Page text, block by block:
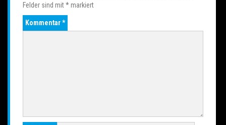
Felder sind mit*markiert
Kommentar*